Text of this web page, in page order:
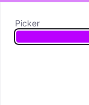
Picker